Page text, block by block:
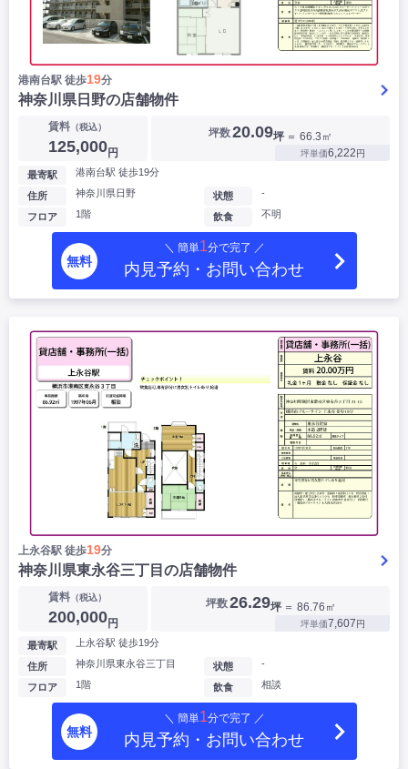
港南台駅 徒歩19分
神奈川県日野の店舗物件
賃料（税込）
125,000円
坪数20.09坪 ＝ 66.3㎡
坪単価6,222円
最寄駅 港南台駅 徒歩19分
住所 神奈川県日野
フロア 1階
状態 -
飲食 不明
無料
＼ 簡単1分で完了 ／
内見予約・お問い合わせ
上永谷駅 徒歩19分
神奈川県東永谷三丁目の店舗物件
賃料（税込）
200,000円
坪数26.29坪 ＝ 86.76㎡
坪単価7,607円
最寄駅 上永谷駅 徒歩19分
住所 神奈川県東永谷三丁目
フロア 1階
状態 -
飲食 相談
無料
＼ 簡単1分で完了 ／
内見予約・お問い合わせ